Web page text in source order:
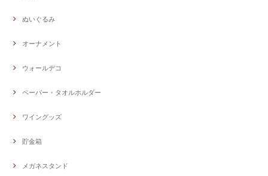
ぬいぐるみ
オーナメント
ウォールデコ
ペーパー・タオルホルダー
ワイングッズ
貯金箱
メガネスタンド